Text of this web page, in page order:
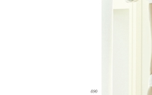
253 ‘화장발’도
259 I ♥ skin
260 hyejin’s
262 코코넛 오
268 여자가 되